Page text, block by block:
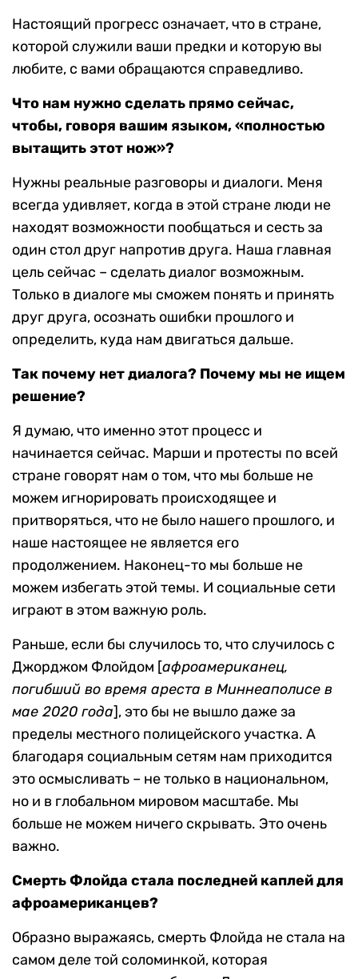
Настоящий прогресс означает, что в стране,
которой служили ваши предки и которую вы
любите, с вами обращаются справедливо.
Что нам нужно сделать прямо сейчас,
чтобы, говоря вашим языком, «полностью
вытащить этот нож»?
Нужны реальные разговоры и диалоги. Меня
всегда удивляет, когда в этой стране люди не
находят возможности пообщаться и сесть за
один стол друг напротив друга. Наша главная
цель сейчас – сделать диалог возможным.
Только в диалоге мы сможем понять и принять
друг друга, осознать ошибки прошлого и
определить, куда нам двигаться дальше.
Так почему нет диалога? Почему мы не ищем
решение?
Я думаю, что именно этот процесс и
начинается сейчас. Марши и протесты по всей
стране говорят нам о том, что мы больше не
можем игнорировать происходящее и
притворяться, что не было нашего прошлого, и
наше настоящее не является его
продолжением. Наконец-то мы больше не
можем избегать этой темы. И социальные сети
играют в этом важную роль.
Раньше, если бы случилось то, что случилось с
Джорджом Флойдом [афроамериканец,
погибший во время ареста в Миннеаполисе в
мае 2020 года], это бы не вышло даже за
пределы местного полицейского участка. А
благодаря социальным сетям нам приходится
это осмысливать – не только в национальном,
но и в глобальном мировом масштабе. Мы
больше не можем ничего скрывать. Это очень
важно.
Смерть Флойда стала последней каплей для
афроамериканцев?
Образно выражаясь, смерть Флойда не стала на
самом деле той соломинкой, которая